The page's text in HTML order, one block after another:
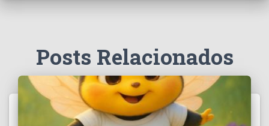
Posts Relacionados